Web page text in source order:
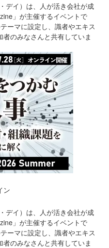
デイ）は、人が活き会社が成
」が主催するイベントで
ーマに設定し、識者やエキス
のみなさんと共有していま
ン
デイ）は、人が活き会社が成
」が主催するイベントで
ーマに設定し、識者やエキス
のみなさんと共有していま